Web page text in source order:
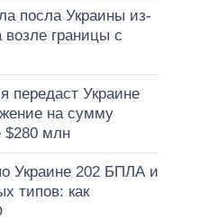
посла Украины из-
возле границы с
передаст Украине
на сумму
$280 млн
Украине 202 БПЛА и
типов: как